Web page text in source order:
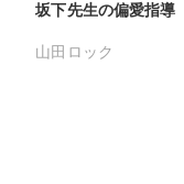
坂下先生の偏愛指導
山田ロック